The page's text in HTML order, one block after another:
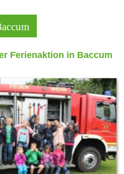
Ferienaktion in Baccum